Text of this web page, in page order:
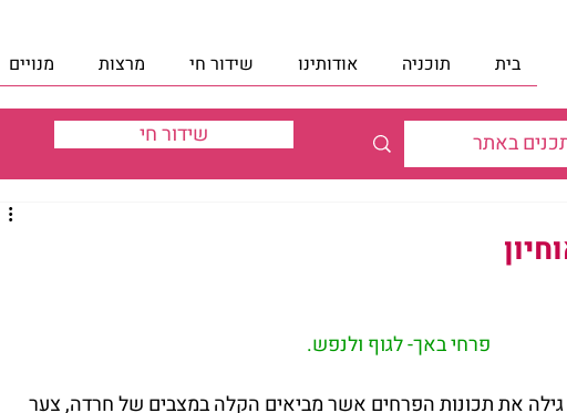
בית תוכניה אודותינו שידור חי מרצות מנויים
שידור חי
פרחי באך- לגוף ולנפש.
אדוארד באך (1886-1936) גילה את תכונות הפרחים אשר מביאים הקלה במצבים של חרדה, צער